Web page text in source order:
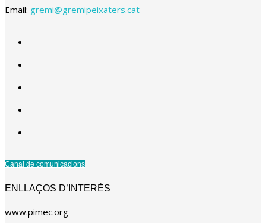
Email: gremi@gremipeixaters.cat
Canal de comunicacions
ENLLAÇOS D’INTERÈS
www.pimec.org